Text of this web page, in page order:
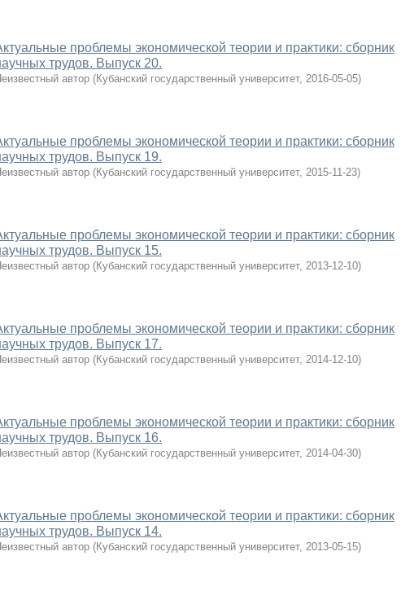
проблемы экономической теории и практики: сборник
трудов. Выпуск 20.
автор (Кубанский государственный университет, 2016-05-05)
проблемы экономической теории и практики: сборник
трудов. Выпуск 19.
автор (Кубанский государственный университет, 2015-11-23)
проблемы экономической теории и практики: сборник
трудов. Выпуск 15.
автор (Кубанский государственный университет, 2013-12-10)
проблемы экономической теории и практики: сборник
трудов. Выпуск 17.
автор (Кубанский государственный университет, 2014-12-10)
проблемы экономической теории и практики: сборник
трудов. Выпуск 16.
автор (Кубанский государственный университет, 2014-04-30)
проблемы экономической теории и практики: сборник
трудов. Выпуск 14.
автор (Кубанский государственный университет, 2013-05-15)